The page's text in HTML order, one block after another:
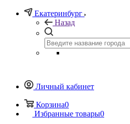
Екатеринбург
Назад
Личный кабинет
Корзина0
Избранные товары0